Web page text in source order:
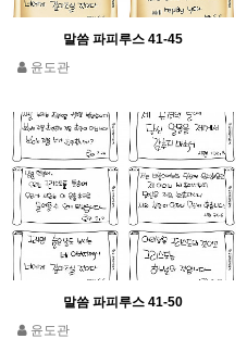
말씀 파피루스 41-45
윤도관
말씀 파피루스 41-50
윤도관